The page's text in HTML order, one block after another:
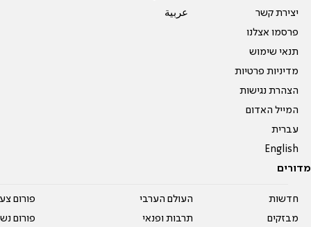
יצירת קשר
פרסמו אצלנו
תנאי שימוש
מדיניות פרטיות
הצהרת נגישות
המייל האדום
עברית
English
عربية
מדורים
חדשות
מבזקים
העולם הערבי
תרבות ופנאי
פורום
פורום